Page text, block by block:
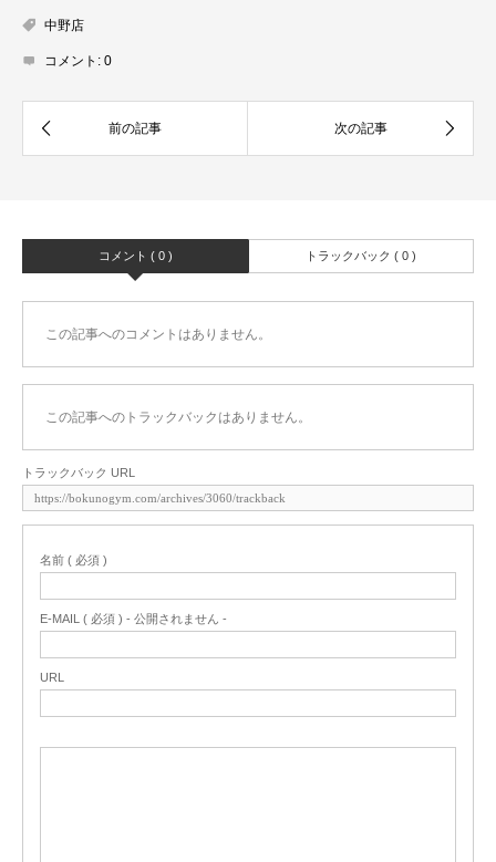
中野店
コメント: 0
コメント ( 0 ) トラックバック ( 0 )
この記事へのコメントはありません。
この記事へのトラックバックはありません。
トラックバック URL
名前 ( 必須 )
E-MAIL ( 必須 ) - 公開されません -
URL